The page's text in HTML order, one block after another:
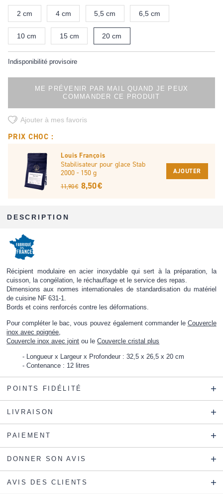
2 cm 4 cm 5,5 cm 6,5 cm
10 cm 15 cm 20 cm
Indisponibilité provisoire
ME PRÉVENIR PAR MAIL QUAND JE PEUX
COMMANDER CE PRODUIT
Ajouter à mes favoris
PRIX CHOC :
Louis François
Stabilisateur pour glace Stab
2000 - 150 g
11,90 € 8,50 €
AJOUTER
DESCRIPTION
Récipient modulaire en acier inoxydable qui sert à la préparation, la
cuisson, la congélation, le réchauffage et le service des repas.
Dimensions aux normes internationales de standardisation du matériel
de cuisine NF 631-1.
Bords et coins renforcés contre les déformations.
Pour compléter le bac, vous pouvez également commander le Couvercle
inox avec poignée
Couvercle inox avec joint ou leCouvercle cristal plus
Longueur x Largeur x Profondeur : 32,5 x 26,5 x 20 cm
Contenance : 12 litres
POINTS FIDÉLITÉ
LIVRAISON
PAIEMENT
DONNER SON AVIS
AVIS DES CLIENTS